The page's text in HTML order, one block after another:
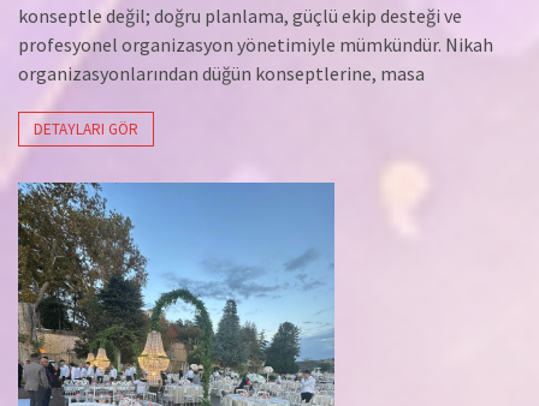
konseptle değil; doğru planlama, güçlü ekip desteği ve
profesyonel organizasyon yönetimiyle mümkündür. Nikah
organizasyonlarından düğün konseptlerine, masa
DETAYLARI GÖR